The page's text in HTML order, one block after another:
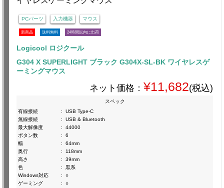
PCパーツ 入力機器 マウス
新商品 送料無料 24時間以内に出荷
Logicool ロジクール
G304 X SUPERLIGHT ブラック G304X-SL-BK ワイヤレスゲ
ーミングマウス
ネット価格： ¥11,682(税込)
スペック
有線接続
:
USB Type-C
無線接続
:
USB & Bluetooth
最大解像度
:
44000
ボタン数
:
6
幅
:
64mm
奥行
:
118mm
高さ
:
39mm
色
:
黒系
Windows対応
:
○
ゲーミング
:
○